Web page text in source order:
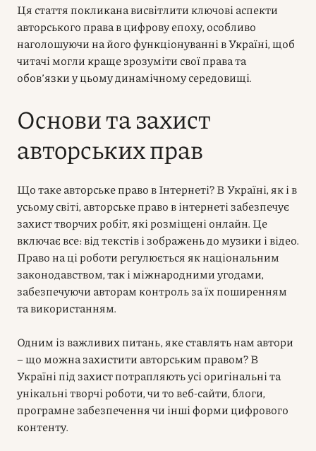
Ця стаття покликана висвітлити ключові аспекти
авторського права в цифрову епоху, особливо
наголошуючи на його функціонуванні в Україні, щоб
читачі могли краще зрозуміти свої права та
обов’язки у цьому динамічному середовищі.
Основи та захист
авторських прав
Що таке авторське право в Інтернеті? В Україні, як і в
усьому світі, авторське право в інтернеті забезпечує
захист творчих робіт, які розміщені онлайн. Це
включає все: від текстів і зображень до музики і відео.
Право на ці роботи регулюється як національним
законодавством, так і міжнародними угодами,
забезпечуючи авторам контроль за їх поширенням
та використанням.
Одним із важливих питань, яке ставлять нам автори
– що можна захистити авторським правом? В
Україні під захист потрапляють усі оригінальні та
унікальні творчі роботи, чи то веб-сайти, блоги,
програмне забезпечення чи інші форми цифрового
контенту.